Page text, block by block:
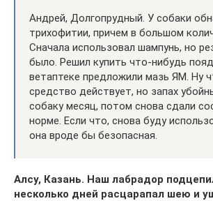
Андрей, Долгопрудный. У собаки
трихофитии, причем в большом
Сначала использовал шампунь, но
было. Решил купить что-нибудь
ветаптеке предложили мазь ЯМ. Ну
средство действует, но запах
собаку месяц, потом снова сдали
норме. Если что, снова буду
она вроде бы безопасная.
Алсу, Казань. Наш лабрадор
несколько дней расцарапал шею и